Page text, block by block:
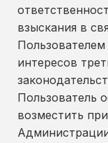
взыскания в
интересов
Пользователь
возместить